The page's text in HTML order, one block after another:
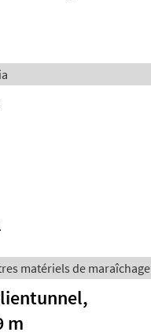
matériels de maraîchage
m